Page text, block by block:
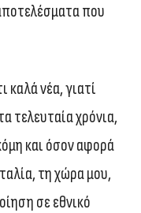
που
καλά νέα, γιατί
τελευταία χρόνια,
και όσον αφορά
τη χώρα μου,
σε εθνικό